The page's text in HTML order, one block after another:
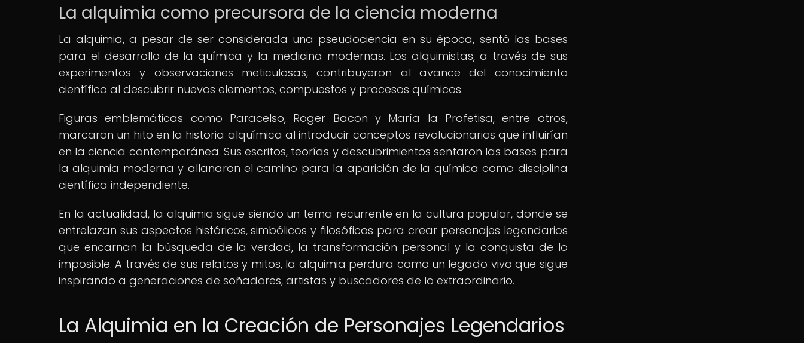
La alquimia como precursora de la ciencia moderna
La alquimia, a pesar de ser considerada una pseudociencia en su época, sentó las bases
para el desarrollo de la química y la medicina modernas. Los alquimistas, a través de sus
experimentos y observaciones meticulosas, contribuyeron al avance del conocimiento
científico al descubrir nuevos elementos, compuestos y procesos químicos.
Figuras emblemáticas como Paracelso, Roger Bacon y María la Profetisa, entre otros,
marcaron un hito en la historia alquímica al introducir conceptos revolucionarios que influirían
en la ciencia contemporánea. Sus escritos, teorías y descubrimientos sentaron las bases para
la alquimia moderna y allanaron el camino para la aparición de la química como disciplina
científica independiente.
En la actualidad, la alquimia sigue siendo un tema recurrente en la cultura popular, donde se
entrelazan sus aspectos históricos, simbólicos y filosóficos para crear personajes legendarios
que encarnan la búsqueda de la verdad, la transformación personal y la conquista de lo
imposible. A través de sus relatos y mitos, la alquimia perdura como un legado vivo que sigue
inspirando a generaciones de soñadores, artistas y buscadores de lo extraordinario.
La Alquimia en la Creación de Personajes Legendarios